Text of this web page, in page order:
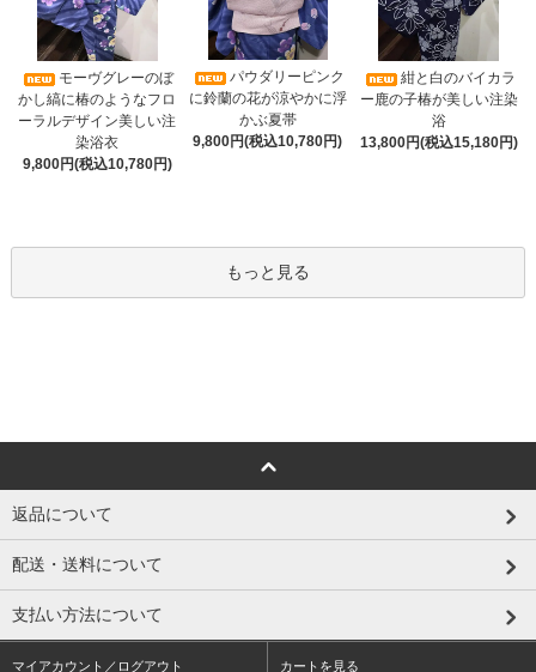
モーヴグレーのぼ
かし縞に椿のようなフロ
ーラルデザイン美しい注
染浴衣
9,800円(税込10,780円)
パウダリーピンク
に鈴蘭の花が涼やかに浮
かぶ夏帯
9,800円(税込10,780円)
紺と白のバイカラ
ー鹿の子椿が美しい注染
浴
13,800円(税込15,180円)
もっと見る
返品について
配送・送料について
支払い方法について
マイアカウント／ログアウト カートを見る